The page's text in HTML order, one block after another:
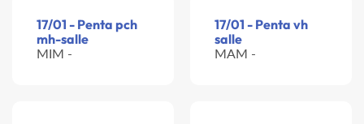
17/01 - Penta pch
mh-salle
MIM -
17/01 - Penta vh
salle
MAM -